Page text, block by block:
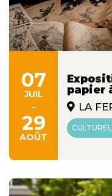
07
JUIL
-
29
AOÛT
papier
LA